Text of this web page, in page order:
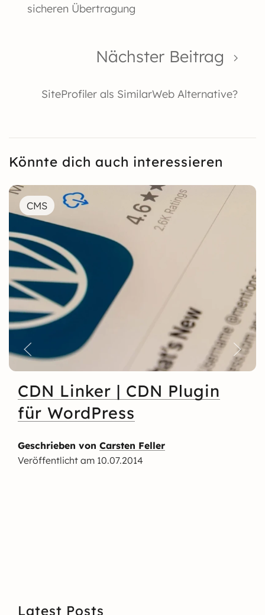
sicheren Übertragung
Nächster Beitrag
SiteProfiler als SimilarWeb Alternative?
Könnte dich auch interessieren
CMS
CDN Linker | CDN Plugin
für WordPress
Geschrieben von Carsten Feller
Veröffentlicht am 10.07.2014
Latest Posts